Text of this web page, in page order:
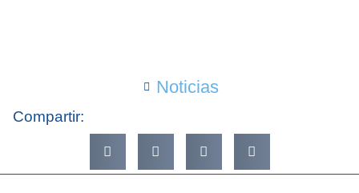
Noticias
Compartir: